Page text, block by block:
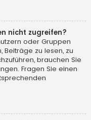
nicht zugreifen?
oder Gruppen
Beiträge zu lesen, zu
brauchen Sie
Fragen Sie einen